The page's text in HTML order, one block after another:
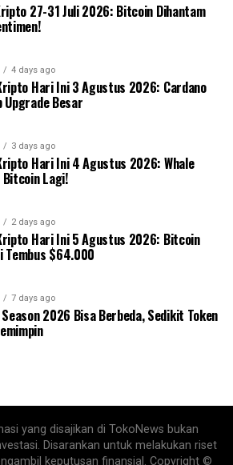
27-31 Juli 2026: Bitcoin Dihantam
4 days ago
Hari Ini 3 Agustus 2026: Cardano
Upgrade Besar
3 days ago
Hari Ini 4 Agustus 2026: Whale
Bitcoin Lagi!
2 days ago
Hari Ini 5 Agustus 2026: Bitcoin
Tembus $64.000
7 days ago
2026 Bisa Berbeda, Sedikit Token
yang disajikan di TokoNews bukan
Disarankan untuk melakukan riset
keputusan finansial. Copyright ©